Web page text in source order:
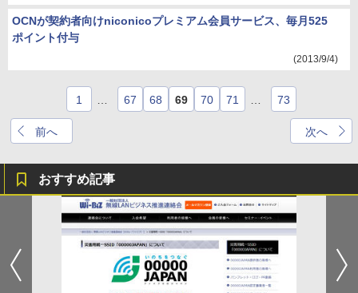
OCNが契約者向けniconicoプレミアム会員サービス、毎月525
ポイント付与
(2013/9/4)
前へ
1 67 68 69 70 71 73
次へ
おすすめ記事